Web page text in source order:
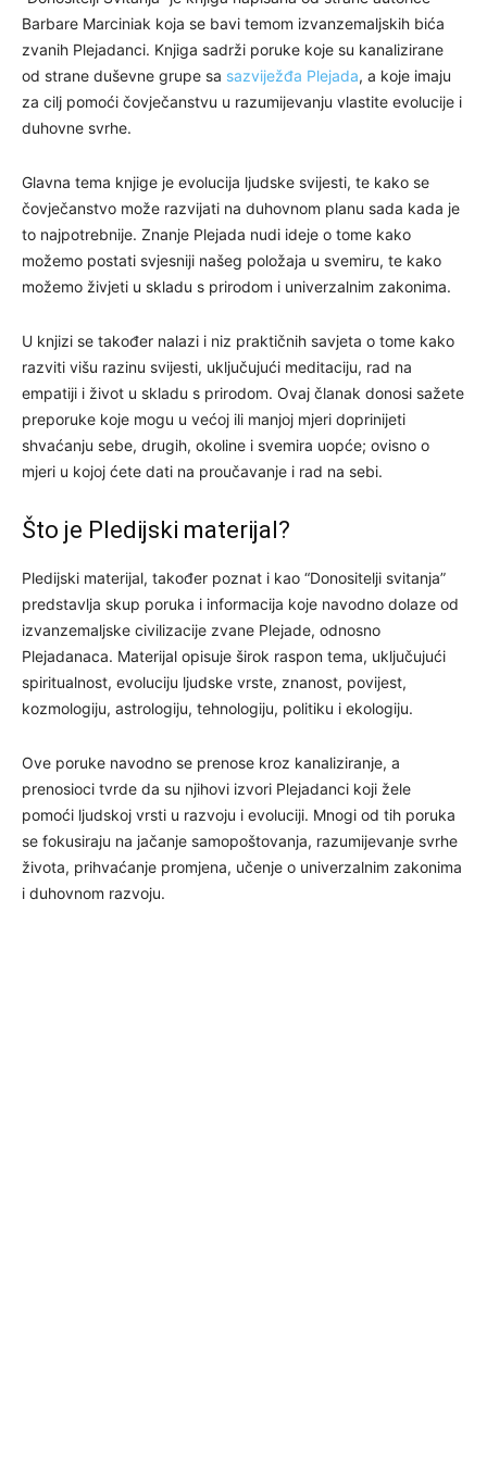
Barbare Marciniak koja se bavi temom izvanzemaljskih bića
zvanih Plejadanci. Knjiga sadrži poruke koje su kanalizirane
od strane duševne grupe sa sazviježđa Plejada, a koje imaju
za cilj pomoći čovječanstvu u razumijevanju vlastite evolucije i
duhovne svrhe.
Glavna tema knjige je evolucija ljudske svijesti, te kako se
čovječanstvo može razvijati na duhovnom planu sada kada je
to najpotrebnije. Znanje Plejada nudi ideje o tome kako
možemo postati svjesniji našeg položaja u svemiru, te kako
možemo živjeti u skladu s prirodom i univerzalnim zakonima.
U knjizi se također nalazi i niz praktičnih savjeta o tome kako
razviti višu razinu svijesti, uključujući meditaciju, rad na
empatiji i život u skladu s prirodom. Ovaj članak donosi sažete
preporuke koje mogu u većoj ili manjoj mjeri doprinijeti
shvaćanju sebe, drugih, okoline i svemira uopće; ovisno o
mjeri u kojoj ćete dati na proučavanje i rad na sebi.
Što je Pledijski materijal?
Pledijski materijal, također poznat i kao “Donositelji svitanja”
predstavlja skup poruka i informacija koje navodno dolaze od
izvanzemaljske civilizacije zvane Plejade, odnosno
Plejadanaca. Materijal opisuje širok raspon tema, uključujući
spiritualnost, evoluciju ljudske vrste, znanost, povijest,
kozmologiju, astrologiju, tehnologiju, politiku i ekologiju.
Ove poruke navodno se prenose kroz kanaliziranje, a
prenosioci tvrde da su njihovi izvori Plejadanci koji žele
pomoći ljudskoj vrsti u razvoju i evoluciji. Mnogi od tih poruka
se fokusiraju na jačanje samopoštovanja, razumijevanje svrhe
života, prihvaćanje promjena, učenje o univerzalnim zakonima
i duhovnom razvoju.